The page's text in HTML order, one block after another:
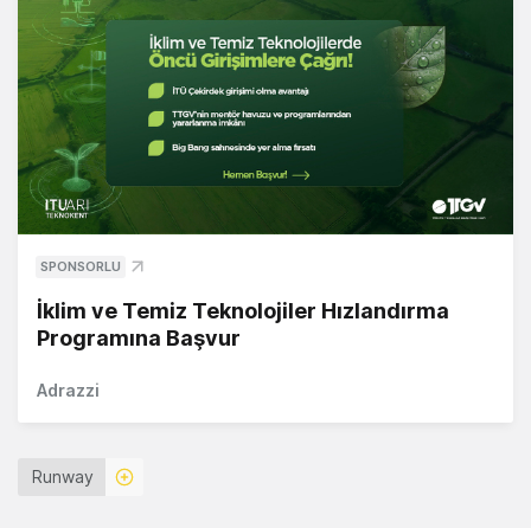
SPONSORLU
İklim ve Temiz Teknolojiler Hızlandırma
Programına Başvur
Adrazzi
Runway